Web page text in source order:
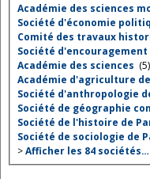
Académie des sciences
Société d'économie
Comité des travaux
Société
Académie des sciences (5)
Académie d'agriculture
Société d'anthropologie
Société de géographie
Société de l'histoire de
Société de sociologie de
>Afficher les 84 sociétés…